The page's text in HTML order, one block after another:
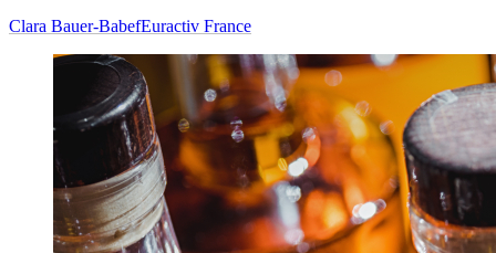
Clara Bauer-BabefEuractiv France